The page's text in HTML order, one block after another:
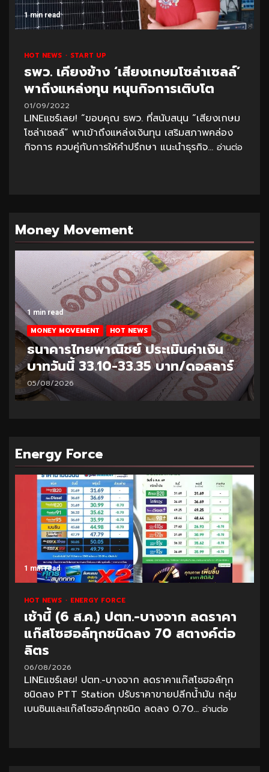
1 min read
HOT NEWS START UP
ธพว. เคียงข้าง ‘เสียงเกษมโซล่าเซลล์’
พาถึงแหล่งทุน หนุนกิจการเติบโต
01/09/2022
LINEแชร์เลย! “ขอบคุณ ธพว. ที่สนับสนุน “เสียงเกษม
โซล่าเซลล์” พาเข้าถึงแหล่งเงินทุน เสริมสภาพคล่อง
กิจการ ควบคู่กับการให้คำปรึกษา แนะนำธุรกิจ... อ่านต่อ
Money Movement
1 min read
MONEY MOVEMENT HOT NEWS
ธนาคารไทยพาณิชย์ ประเมินค่าเงิน
บาทวันนี้ 33.10-33.35 บาท/ดอลลาร์
05/08/2026
Energy Force
1 min read
HOT NEWS ENERGY FORCE
เช้านี้ (6 ส.ค.) ปตท.-บางจาก ลดราคา
แก๊สโซฮอล์ทุกชนิดลง 70 สตางค์ต่อ
ลิตร
06/08/2026
LINEแชร์เลย! ปตท.-บางจาก ลดราคาแก๊สโซฮอล์ทุก
ชนิดลง PTT Station ปรับราคาขายปลีกน้ำมัน กลุ่ม
เบนซินและแก๊สโซฮอล์ทุกชนิด ลดลง 0.70... อ่านต่อ